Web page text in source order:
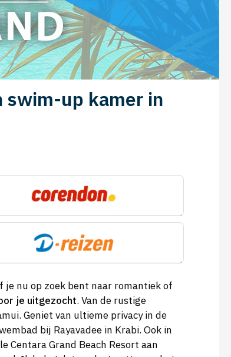
swim-up kamer in
je nu op zoek bent naar romantiek of
je uitgezocht. Van de rustige
Geniet van ultieme privacy in de
bij Rayavadee in Krabi. Ook in
Grand Beach Resort aan